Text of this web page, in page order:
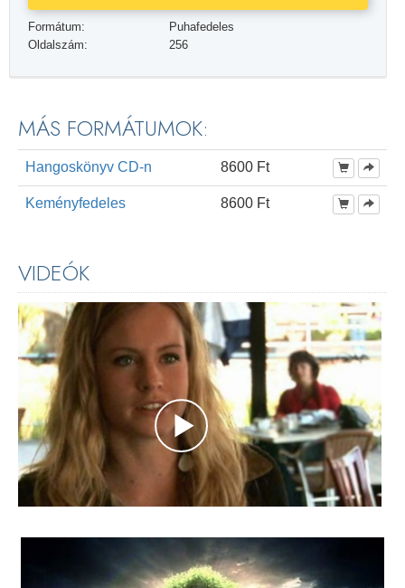
Formátum:
Puhafedeles
Oldalszám:
256
MÁS FORMÁTUMOK:
Hangoskönyv CD-n 8600 Ft
Keményfedeles 8600 Ft
VIDEÓK